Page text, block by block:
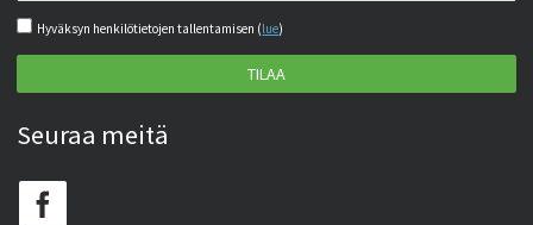
Hyväksyn henkilötietojen tallentamisen (lue)
TILAA
Seuraa meitä